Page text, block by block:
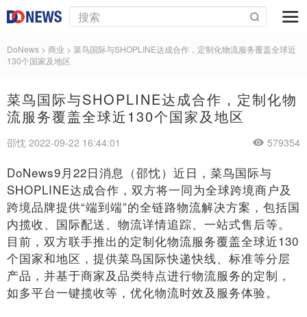
DoNews > 商业 > 菜鸟国际与SHOPLINE达成合作，定制化物流服务覆盖全球近
130个国家及地区
菜鸟国际与SHOPLINE达成合作，定制化物
流服务覆盖全球近130个国家及地区
邵忱 2022-09-22 16:44:01 579354
DoNews9月22日消息（邵忱）近日，菜鸟国际与
SHOPLINE达成合作，双方将一同为全球跨境商户及
跨境品牌提供“端到端”的全链路物流解决方案，包括国
内揽收、国际配送、物流详情追踪、一站式售后等。
目前，双方联手推出的定制化物流服务覆盖全球近130
个国家和地区，提供菜鸟国际快递快线、标准等分层
产品，并基于商家及品类特点进行物流服务的定制，
如多平台一键揽收等，优化物流时效及服务体验。